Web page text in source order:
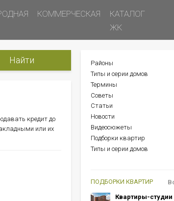
КОММЕРЧЕСКАЯ
КАТАЛОГ
ЖК
кредит до
или их
БОКОВОЕ
МЕНЮ
Районы
Типы и серии домов
Термины
Советы
Статьи
Новости
Видеосюжеты
Подборки квартир
Типы и серии домов
ПОДБОРКИ КВАРТИР
Квартиры-студии